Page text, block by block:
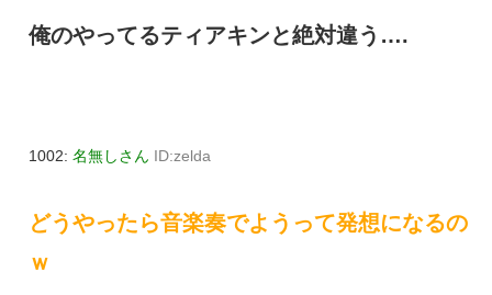
俺のやってるティアキンと絶対違う….
1002: 名無しさん ID:zelda
どうやったら音楽奏でようって発想になるの
ｗ